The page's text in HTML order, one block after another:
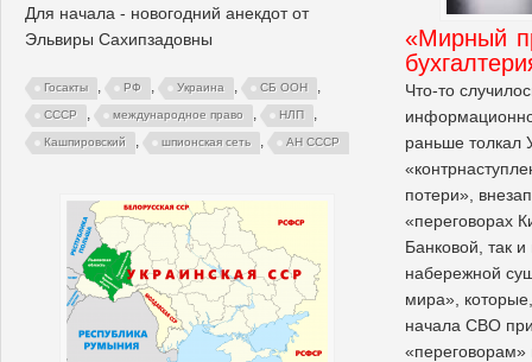
Для начала - новогодний анекдот от
Эльвиры Сахипзадовны
Госакты , РФ , Украина , СБ ООН ,
СССР , международное право , НЛП ,
Кашпировский , шпионская сеть , АН СССР
«Мирный
Что-то
раньше толкал
потери»,
«переговорах
Банковой, так
набережной
мира»,
начала СВО